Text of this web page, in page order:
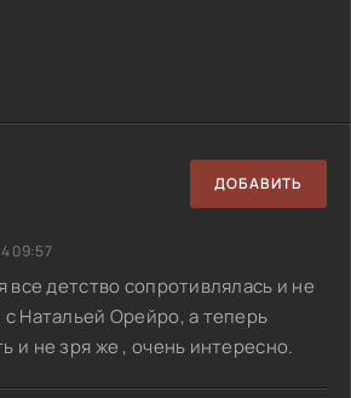
ДОБАВИТЬ
09:57
все детство сопротивлялась и не
Натальей Орейро, а теперь
и не зря же , очень интересно.